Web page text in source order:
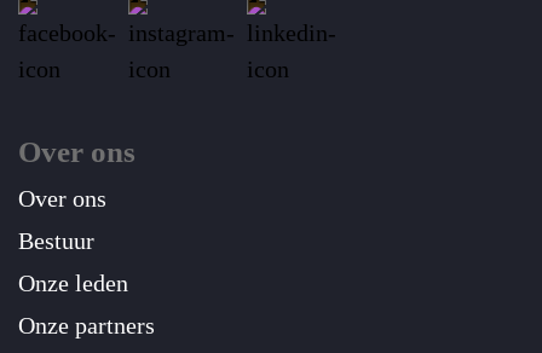
Over ons
Over ons
Bestuur
Onze leden
Onze partners